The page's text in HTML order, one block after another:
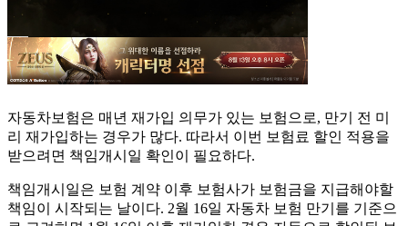
자동차보험은 매년 재가입 의무가 있는 보험으로, 만기 전 미
리 재가입하는 경우가 많다. 따라서 이번 보험료 할인 적용을
받으려면 책임개시일 확인이 필요하다.
책임개시일은 보험 계약 이후 보험사가 보험금을 지급해야할
책임이 시작되는 날이다. 2월 16일 자동차 보험 만기를 기준으